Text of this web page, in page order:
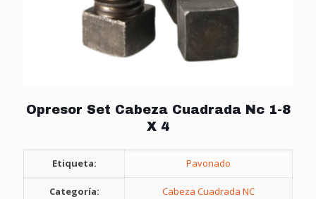
Opresor Set Cabeza Cuadrada Nc 1-8
X 4
Etiqueta: Pavonado
Categoría: Cabeza Cuadrada NC